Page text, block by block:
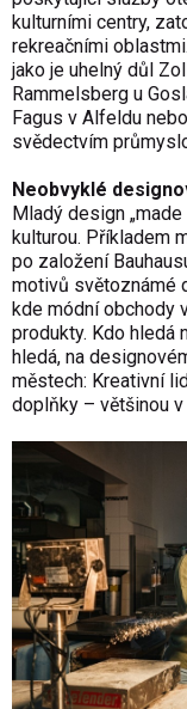
kulturními centry,
rekreačními
jako je uhelný důl
Rammelsberg u
Fagus v Alfeldu
svědectvím
Neobvyklé
Mladý design
kulturou. Příkladem
po založení
motivů světoznámé
kde módní obchody
produkty. Kdo hledá
hledá, na
městech: Kreativní
doplňky – většinou v